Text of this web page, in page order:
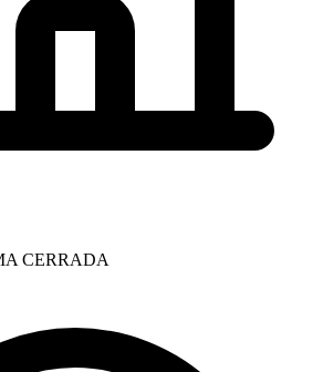
CERRADA